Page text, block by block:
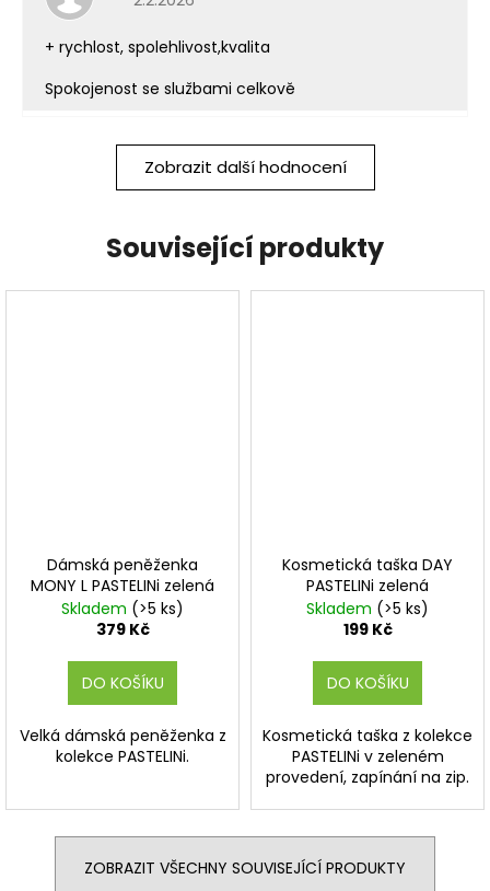
+ rychlost, spolehlivost,kvalita
Spokojenost se službami celkově
Zobrazit další hodnocení
Související produkty
Dámská peněženka
MONY L PASTELINi zelená
Skladem (>5 ks)
379 Kč
DO KOŠÍKU
Velká dámská peněženka z
kolekce PASTELINi.
Kosmetická taška DAY
PASTELINi zelená
Skladem (>5 ks)
199 Kč
DO KOŠÍKU
Kosmetická taška z kolekce
PASTELINi v zeleném
provedení, zapínání na zip.
ZOBRAZIT VŠECHNY SOUVISEJÍCÍ PRODUKTY